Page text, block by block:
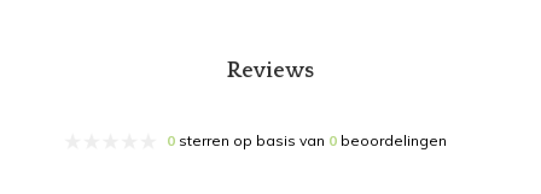
Reviews
0 sterren op basis van 0 beoordelingen